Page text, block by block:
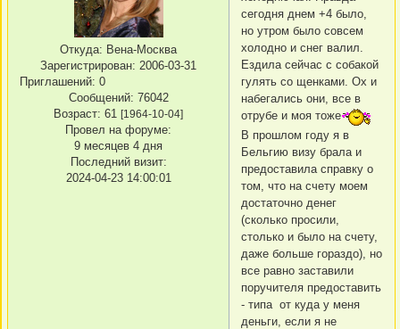
Откуда: Вена-Москва
Зарегистрирован: 2006-03-31
Приглашений: 0
Сообщений: 76042
Возраст: 61 [1964-10-04]
Провел на форуме:
9 месяцев 4 дня
Последний визит:
2024-04-23 14:00:01
сегодня днем +4 было,
но утром было совсем
холодно и снег валил.
Ездила сейчас с собакой
гулять со щенками. Ох и
набегались они, все в
отрубе и моя тоже
В прошлом году я в
Бельгию визу брала и
предоставила справку о
том, что на счету моем
достаточно денег
(сколько просили,
столько и было на счету,
даже больше гораздо), но
все равно заставили
поручителя предоставить
- типа от куда у меня
деньги, если я не